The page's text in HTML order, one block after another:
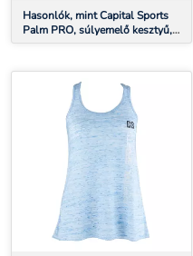
Hasonlók, mint Capital Sports
Palm PRO, súlyemelő kesztyű,
L méret, kék-fekete